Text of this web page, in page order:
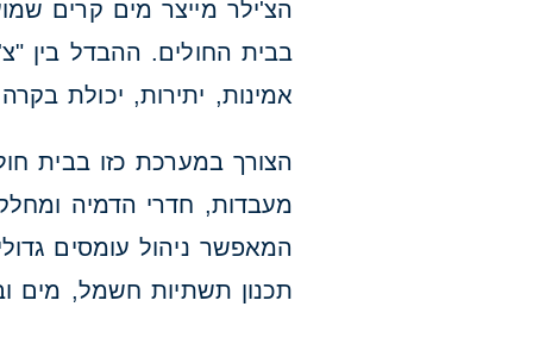
הצ'ילר מייצר מים קרים
בבית החולים. ההבדל בין
אמינות, יתירות, יכולת
הצורך במערכת כזו בבית
מעבדות, חדרי הדמיה
המאפשר ניהול עומסים
תכנון תשתיות חשמל, מים